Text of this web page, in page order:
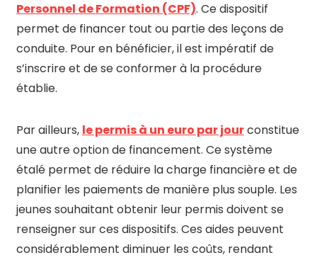
Personnel de Formation (CPF). Ce dispositif
permet de financer tout ou partie des leçons de
conduite. Pour en bénéficier, il est impératif de
s’inscrire et de se conformer à la procédure
établie.
Par ailleurs, le permis à un euro par jourconstitue
une autre option de financement. Ce système
étalé permet de réduire la charge financière et de
planifier les paiements de manière plus souple. Les
jeunes souhaitant obtenir leur permis doivent se
renseigner sur ces dispositifs. Ces aides peuvent
considérablement diminuer les coûts, rendant